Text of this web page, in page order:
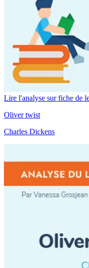
Lire l'analyse sur fiche de
Oliver twist
Charles Dickens